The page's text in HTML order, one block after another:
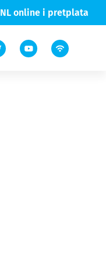
NL online i pretplata